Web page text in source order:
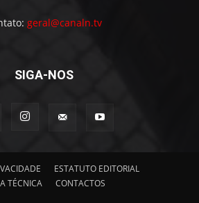
geral@canaln.tv
SIGA-NOS
ESTATUTO EDITORIAL
TÉCNICA
CONTACTOS